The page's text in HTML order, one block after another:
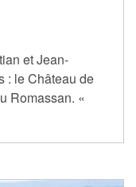
et Jean-
: le Château de
Romassan. «